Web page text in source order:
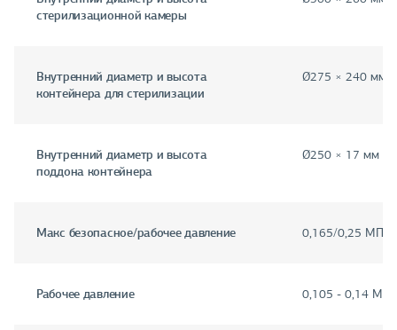
стерилизационной камеры
Внутренний диаметр и высота
контейнера для стерилизации
Ø275 × 240 мм
Внутренний диаметр и высота
поддона контейнера
Ø250 × 17 мм
Макс безопасное/рабочее давление 0,165/0,25 МПа
Рабочее давление 0,105 - 0,14 МПа